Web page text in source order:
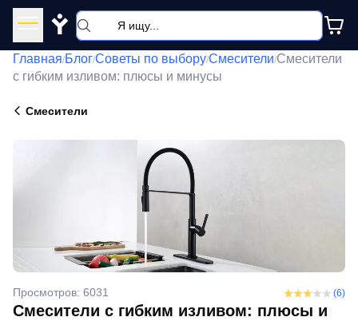
Y
Главная/Блог/Советы по выбору/Смесители/Смесители
с гибким изливом: плюсы и минусы
Смесители
Просмотров: 6031 (6)
Смесители с гибким изливом: плюсы и